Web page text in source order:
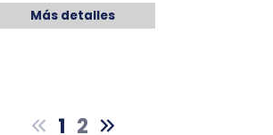
Más detalles
1 2